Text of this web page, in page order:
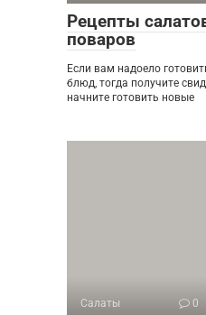
Рецепты
поваров
Если вам надоело
блюд, тогда получите
начните готовить новые
Салаты 0